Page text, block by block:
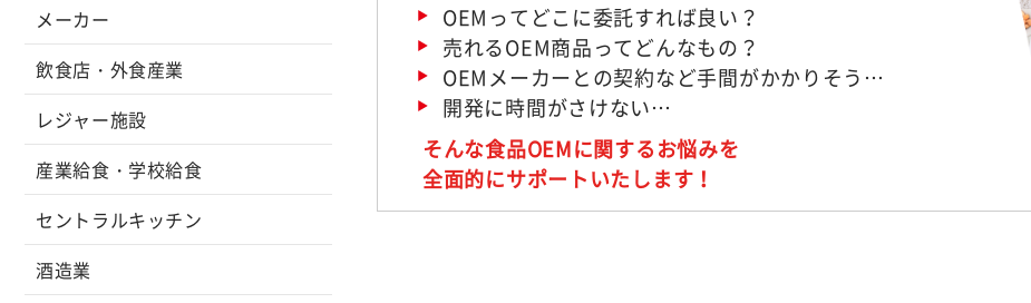
メーカー
飲食店・外食産業
レジャー施設
産業給食・学校給食
セントラルキッチン
酒造業
OEMってどこに委託すれば良い？
売れるOEM商品ってどんなもの？
OEMメーカーとの契約など手間がかかりそう…
開発に時間がさけない…
そんな食品OEMに関するお悩みを
全面的にサポートいたします！